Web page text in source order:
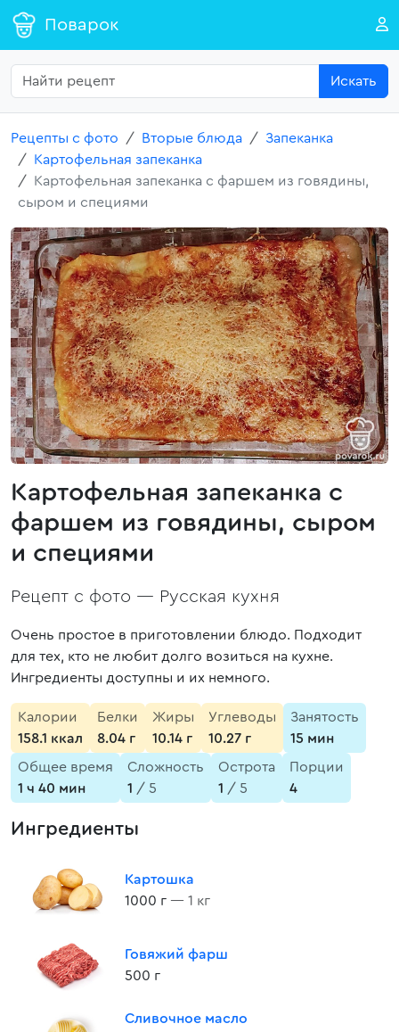
Поварок
Искать
Рецепты с фото Вторые блюда
Запеканка
Картофельная запеканка
Картофельная запеканка с фаршем из говядины,
сыром и специями
Картофельная запеканка с
фаршем из говядины, сыром
и специями
Рецепт с фото — Русская кухня
Очень простое в приготовлении блюдо. Подходит
для тех, кто не любит долго возиться на кухне.
Ингредиенты доступны и их немного.
Калории
158.1 ккал
Белки
8.04 г
Жиры
10.14 г
Углеводы
10.27 г
Занятость
15 мин
Общее время
1 ч 40 мин
Сложность
1 / 5
Острота
1 / 5
Порции
4
Ингредиенты
Картошка
1000 г — 1 кг
Говяжий фарш
500 г
Сливочное масло